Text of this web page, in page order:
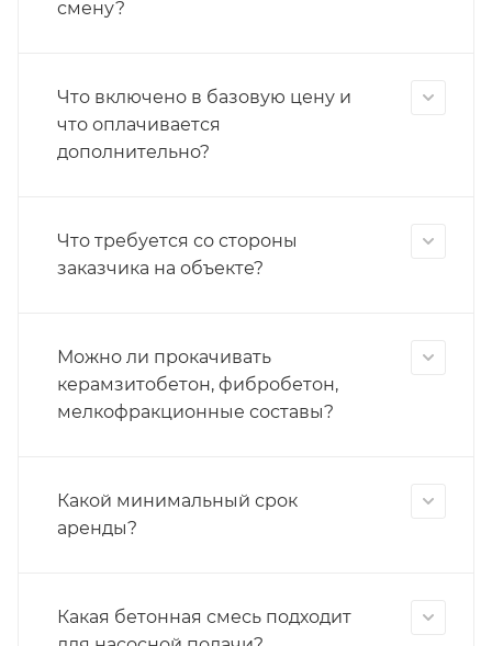
смену?
Что включено в базовую цену и
что оплачивается
дополнительно?
Что требуется со стороны
заказчика на объекте?
Можно ли прокачивать
керамзитобетон, фибробетон,
мелкофракционные составы?
Какой минимальный срок
аренды?
Какая бетонная смесь подходит